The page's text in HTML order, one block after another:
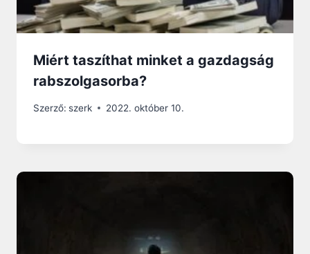
Miért taszíthat minket a gazdagság
rabszolgasorba?
Szerző: szerk 2022. október 10.